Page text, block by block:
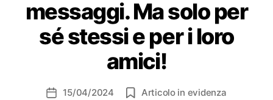
messaggi. Ma solo per
sé stessi e per i loro
amici!
Data15/04/2024 Articolo in evidenza